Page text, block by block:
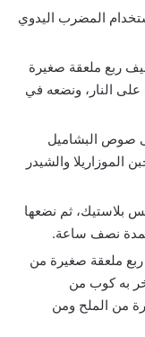
المضرب اليدوي
ربع ملعقة صغيرة
على النار، ونضعه في
صوص البشاميل
والشيدر
بلاستيك، ثم نضعها
لمدة نصف ساعة.
ملعقة صغيرة من
به كوب من
من الملح ومن